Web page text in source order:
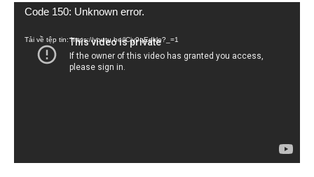
Trình
Code 150: Unknown error.
Tải về tệp tin: https://youtu.be/lCiy9qEdklo?_=1